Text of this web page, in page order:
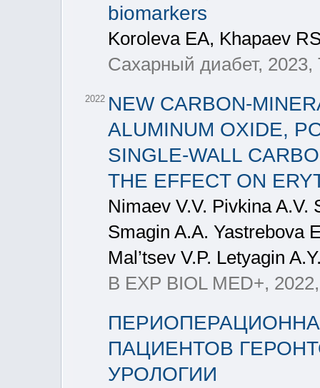
biomarkers
Koroleva EA, Khapaev
Сахарный диабет,
2022 NEW CARBON-
ALUMINUM OXIDE,
SINGLE-WALL
THE EFFECT ON
Nimaev V.V. Pivkina A.V.
Smagin A.A. Yastrebova
Mal’tsev V.P. Letyagin
B EXP BIOL MED+,
ПАЦИЕНТОВ
УРОЛОГИИ